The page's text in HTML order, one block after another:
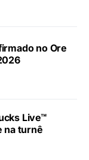
no Ore
Live™
na turnê